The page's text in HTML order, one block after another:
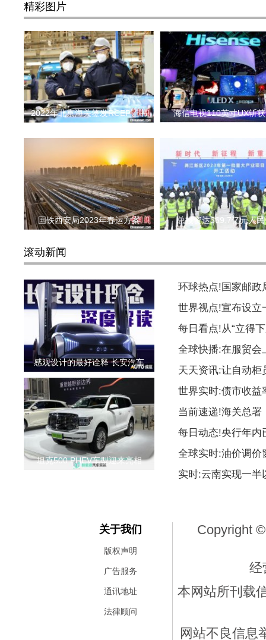
精彩图片
2022年北京海关签发RCEP证书 海信电视110英寸UX斩
国铁西安局2023年春运方案 总投资达369.7亿元人民
滚动新闻
感观设计的最好诠释 长安汽车
坦克500 PHEV车型迎来亮相
环球热点!国家邮政
世界视点!宣布设立
每日看点!从“立得
全球快播:在服贸会
天天资讯:让自动柜
世界实时:债市收益
当前速递!海关总署
每日动态!央行年内
全球实时:油价调价
实时:云南实现一半
关于我们
版权声明
广告服务
通讯地址
法律顾问
Copyright
经
本网站所刊载
网站不良信息